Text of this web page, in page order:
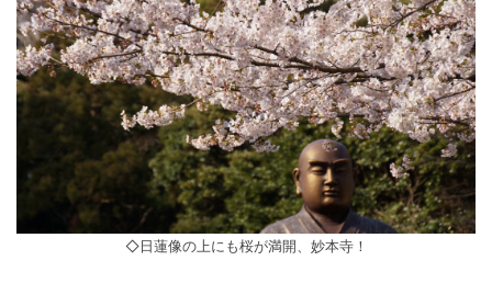
◇日蓮像の上にも桜が満開、妙本寺！